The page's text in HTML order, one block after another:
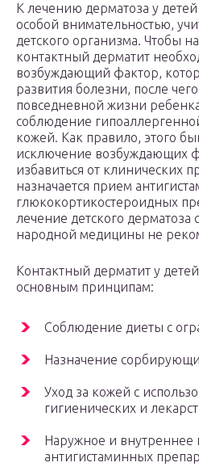
К лечению дерматоза у
особой внимательностью,
детского организма. Чтобы
контактный дерматит
возбуждающий фактор,
развития болезни, после
повседневной жизни
соблюдение
кожей. Как правило, этого
исключение возбуждающих
избавиться от клинических
назначается прием
глюкокортикостероидных
лечение детского дерматоза
народной медицины не
Контактный дерматит у
основным принципам:
Соблюдение диеты с
Назначение
Уход за кожей с
гигиенических и
Наружное и
антигистаминных